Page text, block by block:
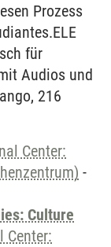
Prozess
für
Audios und
216
Center:
-
Culture
Center: